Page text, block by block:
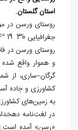
استان گلستان.
جغرافیایی 30ً 19َ °54 با ارتفاع ۶۵ متر از سطح دریا قرار دارد.
و هموار واقع
گرگان–ساری، از
کشاورزی و جاده
به زمین‌های
در لغت‌نامه